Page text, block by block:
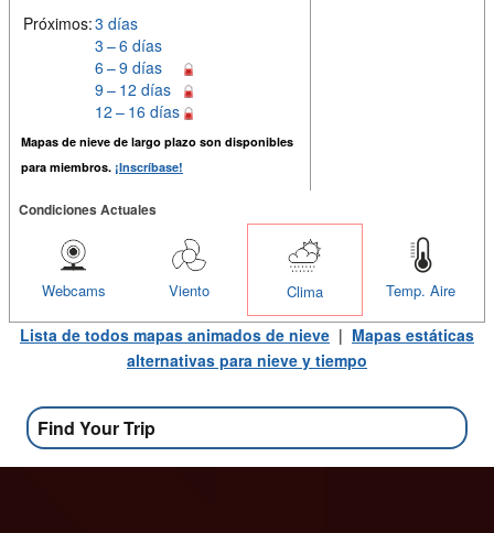
Próximos:3 días
3 – 6 días
6 – 9 días
9 – 12 días
12 – 16 días
Mapas de nieve de largo plazo son disponibles
para miembros. ¡Inscríbase!
Condiciones Actuales
Temp. Aire
Clima
Viento
Webcams
Lista de todos mapas animados de nieve | Mapas estáticas
alternativas para nieve y tiempo
Find Your Trip